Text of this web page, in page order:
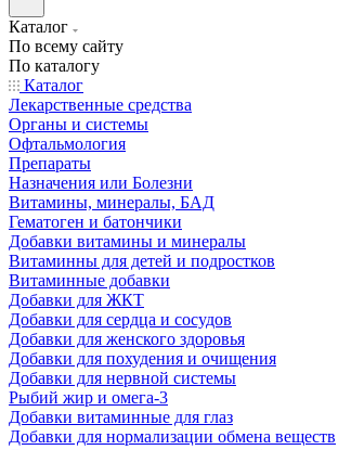
Каталог
По всему сайту
По каталогу
Каталог
Лекарственные средства
Органы и системы
Офтальмология
Препараты
Назначения или Болезни
Витамины, минералы, БАД
Гематоген и батончики
Добавки витамины и минералы
Витаминны для детей и подростков
Витаминные добавки
Добавки для ЖКТ
Добавки для сердца и сосудов
Добавки для женского здоровья
Добавки для похудения и очищения
Добавки для нервной системы
Рыбий жир и омега-3
Добавки витаминные для глаз
Добавки для нормализации обмена веществ